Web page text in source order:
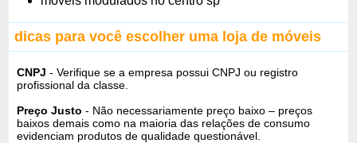
dicas para você escolher uma loja de móveis
CNPJ - Verifique se a empresa possui CNPJ ou registro
profissional da classe.
Preço Justo - Não necessariamente preço baixo – preços
baixos demais como na maioria das relações de consumo
evidenciam produtos de qualidade questionável.